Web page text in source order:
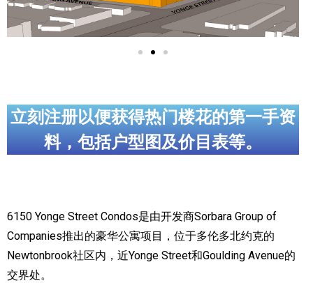
加拿大银行贷款机构
地产杂谈
走近加拿大
加拿大的历史文化
加拿大社会保险系统
定居安大略省
立刻注册以便获得热门楼花的第一手资
料，包括户型图及价目表等。
6150 Yonge Street Condos是由开发商Sorbara Group of
Companies推出的豪华公寓项目，位于多伦多北约克的
Newtonbrook社区内，近Yonge Street和Goulding Avenue的
交界处。